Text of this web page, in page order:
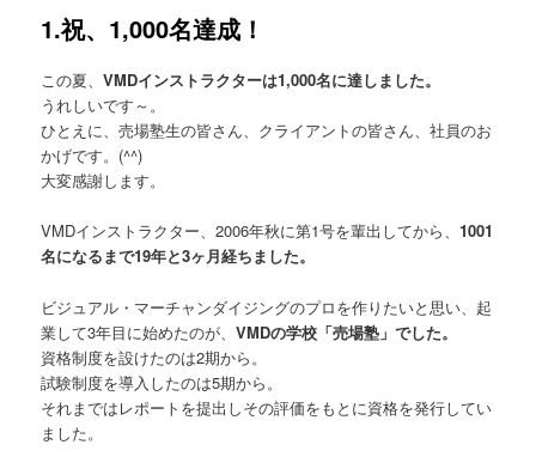
1.祝、1,000名達成！
この夏、VMDインストラクターは1,000名に達しました。
うれしいです～。
ひとえに、売場塾生の皆さん、クライアントの皆さん、社員のお
かげです。(^^)
大変感謝します。
VMDインストラクター、2006年秋に第1号を輩出してから、1001
名になるまで19年と3ヶ月経ちました。
ビジュアル・マーチャンダイジングのプロを作りたいと思い、起
業して3年目に始めたのが、VMDの学校「売場塾」でした。
資格制度を設けたのは2期から。
試験制度を導入したのは5期から。
それまではレポートを提出しその評価をもとに資格を発行してい
ました。